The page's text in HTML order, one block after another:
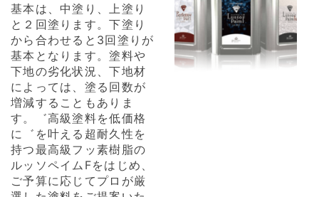
基本は、中塗り、上塗り
と２回塗ります。下塗り
から合わせると3回塗りが
基本となります。塗料や
下地の劣化状況、下地材
によっては、塗る回数が
増減することもありま
す。゛高級塗料を低価格
に゛を叶える超耐久性を
持つ最高級フッ素樹脂の
ルッソペイムFをはじめ、
ご予算に応じてプロが厳